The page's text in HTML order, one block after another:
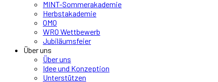
MINT-Sommerakademie
Herbstakademie
OMO
WRO Wettbewerb
Jubiläumsfeier
Über uns
Über uns
Idee und Konzeption
Unterstützen